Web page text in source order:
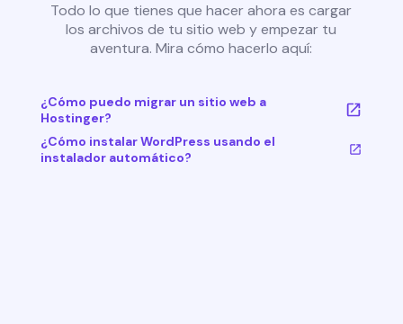
Todo lo que tienes que hacer ahora es cargar
los archivos de tu sitio web y empezar tu
aventura. Mira cómo hacerlo aquí:
¿Cómo puedo migrar un sitio web a
Hostinger?
¿Cómo instalar WordPress usando el
instalador automático?